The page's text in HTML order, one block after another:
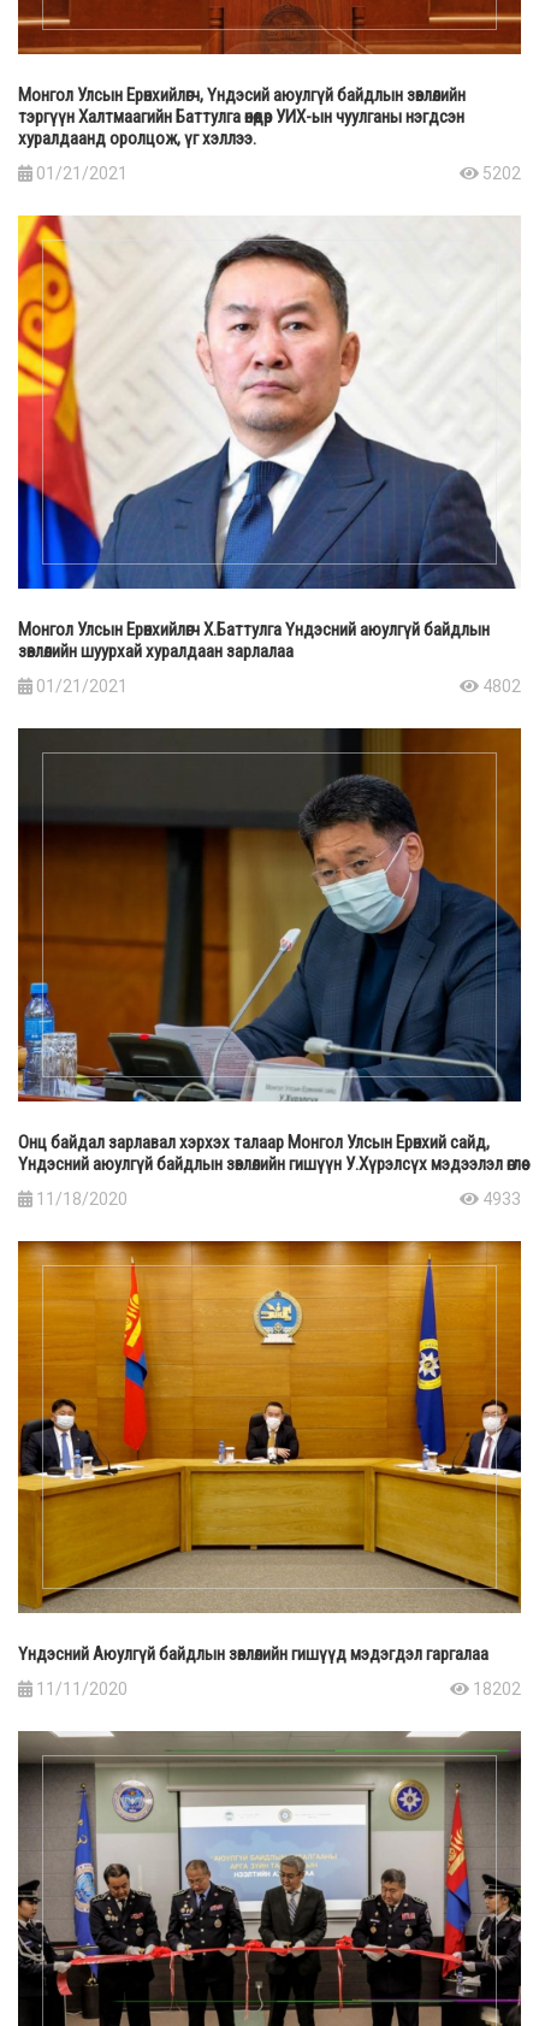
Монгол Улсын Ерөнхийлөгч, Үндэсий аюулгүй байдлын зөвлөлийн
тэргүүн Халтмаагийн Баттулга өнөөдөр УИХ-ын чуулганы нэгдсэн
хуралдаанд оролцож, үг хэллээ.
01/21/2021 5202
Монгол Улсын Ерөнхийлөгч Х.Баттулга Үндэсний аюулгүй байдлын
зөвлөлийн шуурхай хуралдаан зарлалаа
01/21/2021 4802
Онц байдал зарлавал хэрхэх талаар Монгол Улсын Ерөнхий сайд,
Үндэсний аюулгүй байдлын зөвлөлийн гишүүн У.Хүрэлсүх мэдээлэл өглөө
11/18/2020 4933
Үндэсний Аюулгүй байдлын зөвлөлийн гишүүд мэдэгдэл гаргалаа
11/11/2020 18202